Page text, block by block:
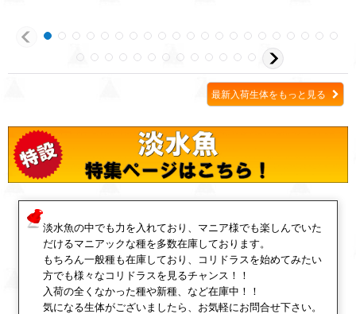
最新入荷生体をもっと見る
淡水魚の中でも力を入れており、マニア様でも楽しんでいた
だけるマニアックな種を多数在庫しております。
もちろん一般種も在庫しており、コリドラスを始めてみたい
方でも様々なコリドラスを見るチャンス！！
入荷の全くなかった種や新種、など在庫中！！
気になる生体がございましたら、お気軽にお問合せ下さい。